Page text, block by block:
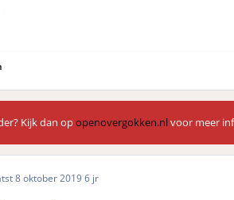
Kijk dan opopenovergokken.nlvoor meer
8 oktober 20196 jr